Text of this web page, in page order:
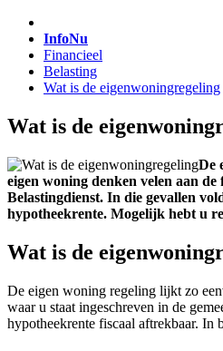
InfoNu
Financieel
Belasting
Wat is de eigenwoningregeling
Wat is de
De
eigen woning denken velen aan
Belastingdienst. In die gevallen
hypotheekrente. Mogelijk hebt u
Wat is de
De eigen woning regeling lijkt zo
waar u staat ingeschreven in de
hypotheekrente fiscaal aftrekbaar. In